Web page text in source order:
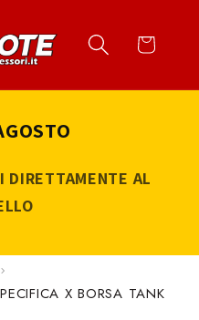
Carrello
DIRETTAMENTE AL
X BORSA TANK